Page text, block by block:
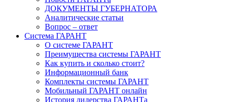
ДОКУМЕНТЫ ГУБЕРНАТОРА
Аналитические статьи
Вопрос – ответ
Система ГАРАНТ
О системе ГАРАНТ
Преимущества системы ГАРАНТ
Как купить и сколько стоит?
Информационный банк
Комплекты системы ГАРАНТ
Мобильный ГАРАНТ онлайн
История лидерства ГАРАНТа